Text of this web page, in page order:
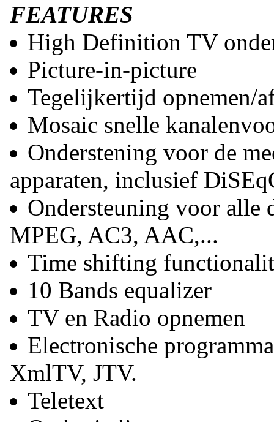
FEATURES
High Definition TV
Picture-in-picture
Tegelijkertijd opnemen/
Mosaic snelle
Onderstening voor de
apparaten, inclusief
Ondersteuning voor
MPEG, AC3, AAC,...
Time shifting
10 Bands equalizer
TV en Radio opnemen
Electronische
XmlTV, JTV.
Teletext